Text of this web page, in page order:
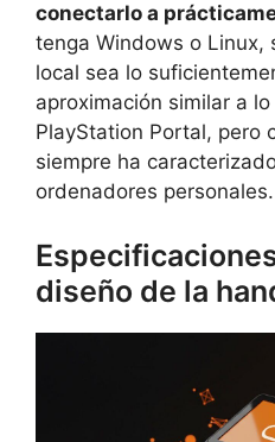
conectarlo a
tenga Windows o Linux,
local sea lo
aproximación similar a
PlayStation Portal, pero
siempre ha
ordenadores personales.
diseño de la